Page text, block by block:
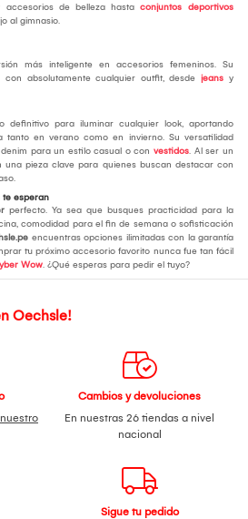
de belleza hasta conjuntos deportivos
al gimnasio.
más inteligente en accesorios femeninos. Su
con absolutamente cualquier outfit, desde jeans y
definitivo para iluminar cualquier look, aportando
tanto en verano como en invierno. Su versatilidad
para un estilo casual o con vestidos. Al ser un
pieza clave para quienes buscan destacar con
te esperan
perfecto. Ya sea que busques practicidad para la
comodidad para el fin de semana o sofisticación
encuentras opciones ilimitadas con la garantía
tu próximo accesorio favorito nunca fue tan fácil
Wow. ¿Qué esperas para pedir el tuyo?
Oechsle!
Cambios y devoluciones
En nuestras 26 tiendas a nivel
nacional
Sigue tu pedido